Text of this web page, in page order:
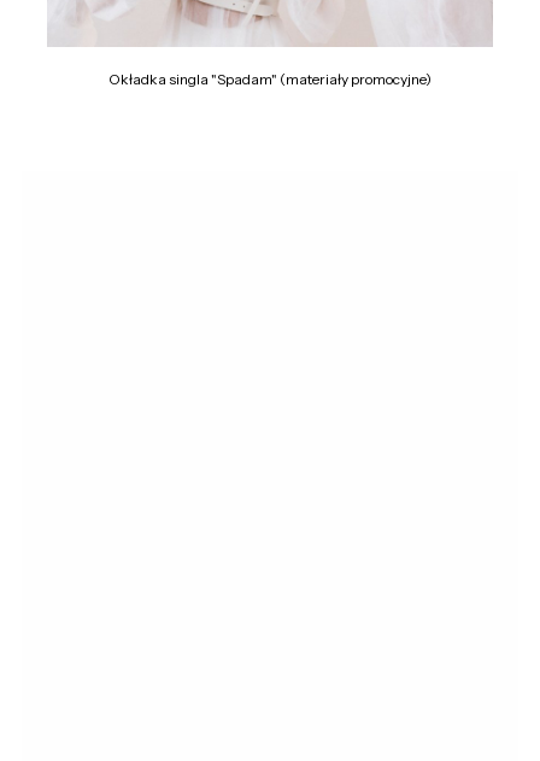
Okładka singla "Spadam" (materiały promocyjne)